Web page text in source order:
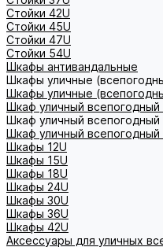
Стойки 42U
Стойки 45U
Стойки 47U
Стойки 54U
Шкафы антивандальные
Шкафы уличные
Шкафы уличные
Шкаф уличный всепогодный
Шкаф уличный всепогодный
Шкаф уличный всепогодный
Шкафы 12U
Шкафы 15U
Шкафы 18U
Шкафы 24U
Шкафы 30U
Шкафы 36U
Шкафы 42U
Аксессуары для уличных